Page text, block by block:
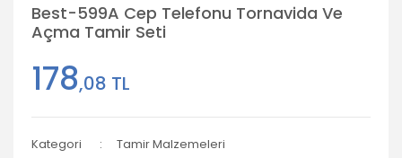
Best-599A Cep Telefonu Tornavida Ve
Açma Tamir Seti
178,08 TL
Kategori
Tamir Malzemeleri